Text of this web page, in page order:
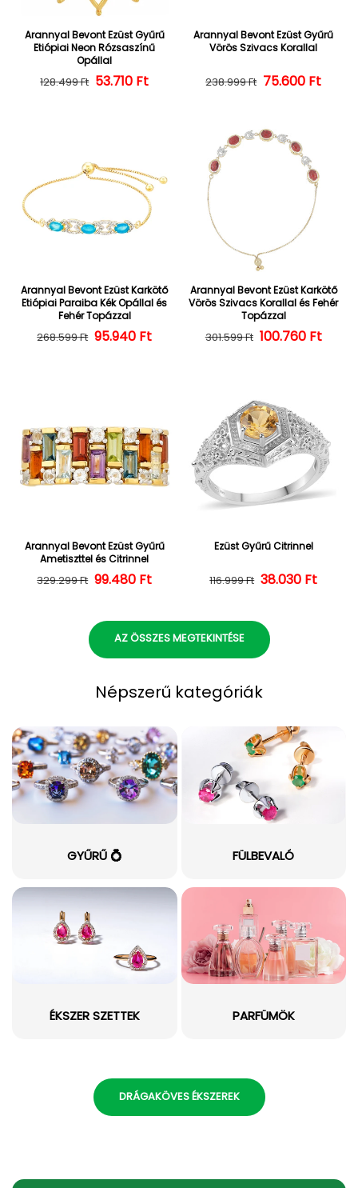
Arannyal Bevont Ezüst Gyűrű
Etiópiai Neon Rózsaszínű
Opállal
Normál ár
128.499 Ft Kedvezményes ár
53.710 Ft
Arannyal Bevont Ezüst Gyűrű
Vörös Szivacs Korallal
Normál ár
238.999 Ft 75.600 Ft
Arannyal Bevont Ezüst Karkötő
Etiópiai Paraiba Kék Opállal és
Fehér Topázzal
Normál ár
268.599 Ft Kedvezményes ár
95.940 Ft
Arannyal Bevont Ezüst Karkötő
Vörös Szivacs Korallal és Fehér
Topázzal
Normál ár
301.599 Ft 100.760 Ft
Arannyal Bevont Ezüst Gyűrű
Ametiszttel és Citrinnel
Normál ár
329.299 Ft Kedvezményes ár
99.480 Ft
Ezüst Gyűrű Citrinnel
Normál ár
116.999 Ft 38.030 Ft
AZ ÖSSZES MEGTEKINTÉSE
Népszerű kategóriák
GYŰRŰ 💍 FÜLBEVALÓ
ÉKSZER SZETTEK PARFÜMÖK
DRÁGAKÖVES ÉKSZEREK